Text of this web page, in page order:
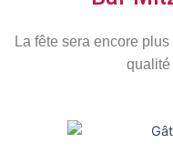
La fête sera encore
qualité